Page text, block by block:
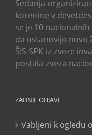
Sedanja
korenine v
se je 10
da ustanovijo novo
ŠIS-SPK iz zveze
postala zveza
ZADNJE OBJAVE
Vabljeni k ogledu